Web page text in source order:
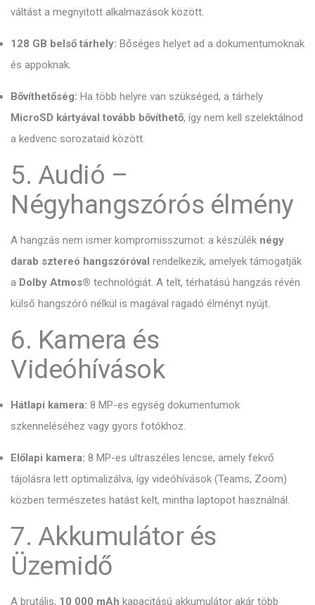
váltást a megnyitott alkalmazások között.
128 GB belső tárhely: Bőséges helyet ad a dokumentumoknak
és appoknak.
Bővíthetőség: Ha több helyre van szükséged, a tárhely
MicroSD kártyával tovább bővíthető, így nem kell szelektálnod
a kedvenc sorozataid között.
5. Audió –
Négyhangszórós élmény
A hangzás nem ismer kompromisszumot: a készülék négy
darab sztereó hangszóróval rendelkezik, amelyek támogatják
a Dolby Atmos® technológiát. A telt, térhatású hangzás révén
külső hangszóró nélkül is magával ragadó élményt nyújt.
6. Kamera és
Videóhívások
Hátlapi kamera: 8 MP-es egység dokumentumok
szkenneléséhez vagy gyors fotókhoz.
Előlapi kamera: 8 MP-es ultraszéles lencse, amely fekvő
tájolásra lett optimalizálva, így videóhívások (Teams, Zoom)
közben természetes hatást kelt, mintha laptopot használnál.
7. Akkumulátor és
Üzemidő
A brutális, 10 000 mAh kapacitású akkumulátor akár több